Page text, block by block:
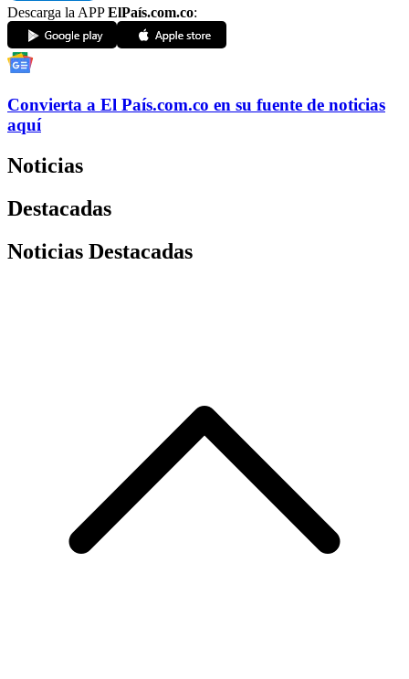
Descarga la APPElPaís.com.co:
Convierta a El País.com.co en su fuente de noticias
aquí
Noticias
Destacadas
Noticias Destacadas